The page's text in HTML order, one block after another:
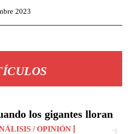
2023
los gigantes lloran
/ OPINIÓN